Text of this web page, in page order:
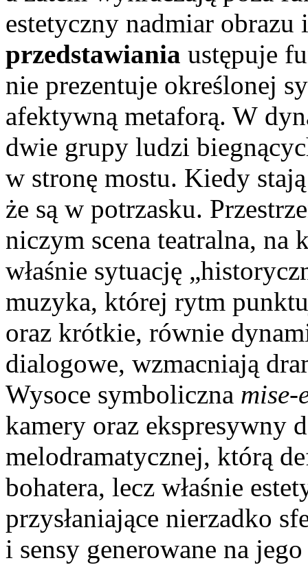
estetyczny nadmiar
przedstawiania ustępuje
nie prezentuje określonej
afektywną metaforą. W
dwie grupy ludzi
w stronę mostu. Kiedy
że są w potrzasku.
niczym scena teatralna, na
właśnie sytuację
muzyka, której rytm
oraz krótkie, równie
dialogowe, wzmacniają
Wysoce symboliczna mise-
kamery oraz ekspresywny
melodramatycznej, którą
bohatera, lecz właśnie
przysłaniające nierzadko
i sensy generowane na